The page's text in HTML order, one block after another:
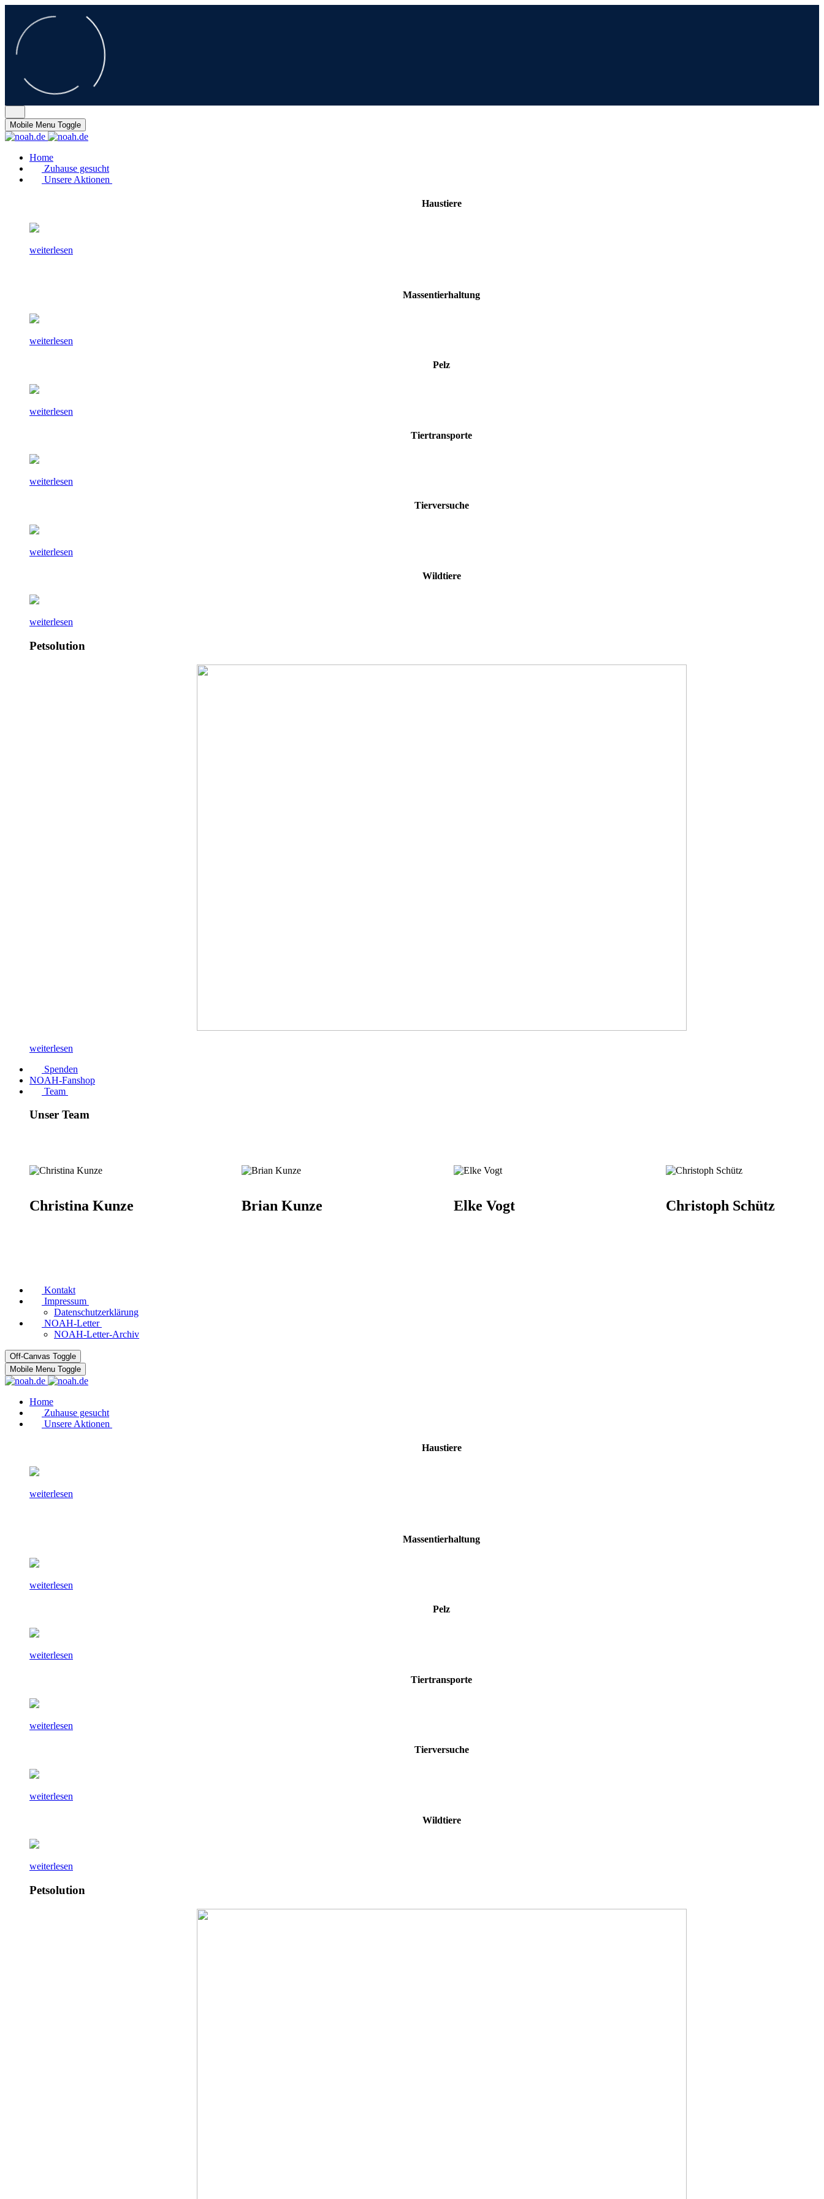
Mobile Menu Toggle
Home
Zuhause gesucht
Unsere Aktionen
Haustiere
weiterlesen
Massentierhaltung
weiterlesen
Pelz
weiterlesen
Tiertransporte
weiterlesen
Tierversuche
weiterlesen
Wildtiere
weiterlesen
Petsolution
weiterlesen
Spenden
NOAH-Fanshop
Team
Unser Team
Christina Kunze Brian Kunze Elke Vogt Christoph Schütz
Kontakt
Impressum
Datenschutzerklärung
NOAH-Letter
NOAH-Letter-Archiv
Off-Canvas Toggle
Mobile Menu Toggle
Home
Zuhause gesucht
Unsere Aktionen
Haustiere
weiterlesen
Massentierhaltung
weiterlesen
Pelz
weiterlesen
Tiertransporte
weiterlesen
Tierversuche
weiterlesen
Wildtiere
weiterlesen
Petsolution